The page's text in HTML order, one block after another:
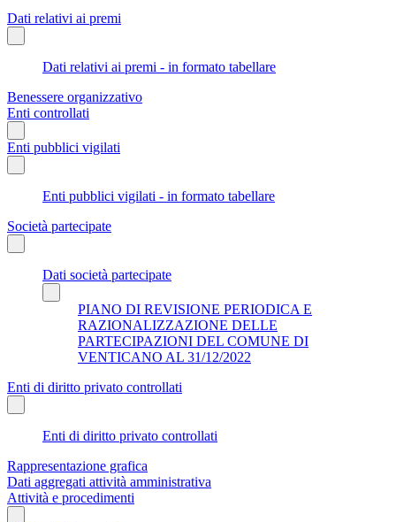
Dati relativi ai premi
Dati relativi ai premi - in formato tabellare
Benessere organizzativo
Enti controllati
Enti pubblici vigilati
Enti pubblici vigilati - in formato tabellare
Società partecipate
Dati società partecipate
PIANO DI REVISIONE PERIODICA E
RAZIONALIZZAZIONE DELLE
PARTECIPAZIONI DEL COMUNE DI
VENTICANO AL 31/12/2022
Enti di diritto privato controllati
Enti di diritto privato controllati
Rappresentazione grafica
Dati aggregati attività amministrativa
Attività e procedimenti